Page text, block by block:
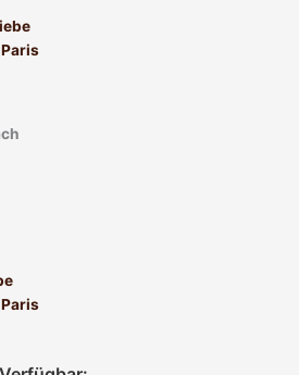
Dieses
Produkt
auf.
Produktseite
gewählt